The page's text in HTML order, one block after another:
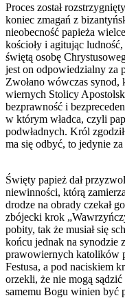
Proces został
koniec zmagań z
nieobecność papieża
kościoły i agitując
świętą osobę
jest on odpowiedzialny za
Zwołano wówczas synod,
wiernych Stolicy
bezprawność i
w którym władca, czyli
podwładnych. Król
ma się odbyć, to jedynie
Święty papież dał
niewinności, którą
drodze na obrady czekał
zbójecki krok
pobity, tak że musiał się
końcu jednak na synodzie
prawowiernych katolików
Festusa, a pod naciskiem
orzekli, że nie mogą
samemu Bogu winien być